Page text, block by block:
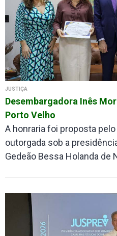
JUSTIÇA
Desembargadora Inês
Porto Velho
A honraria foi proposta pelo
outorgada sob a
Gedeão Bessa Holanda de